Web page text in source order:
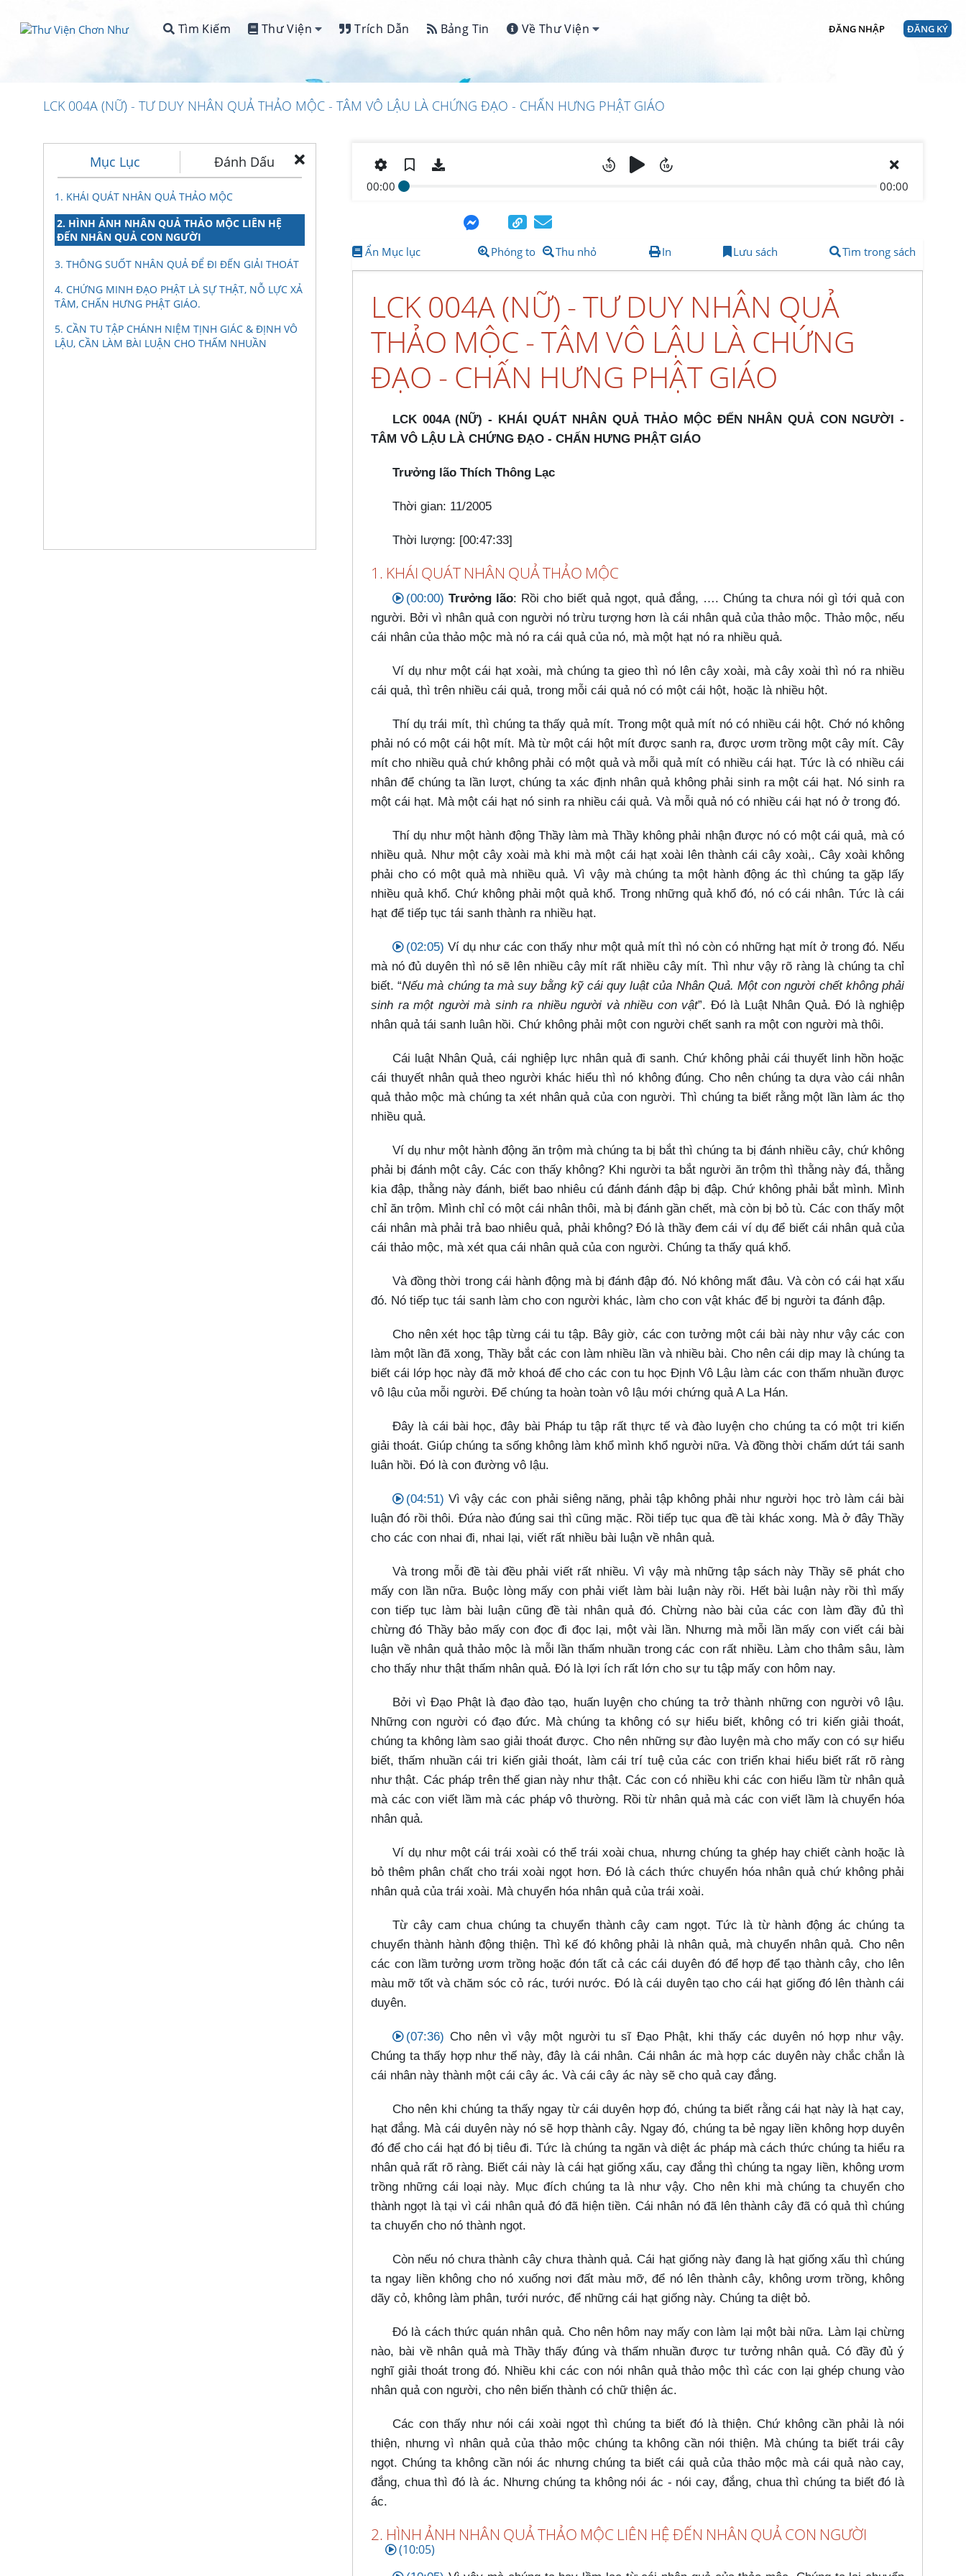
Tìm Kiếm Thư Viện Trích Dẫn Bảng Tin Về Thư Viện ĐĂNG NHẬP ĐĂNG KÝ
LCK 004A (NỮ) - TƯ DUY NHÂN QUẢ THẢO MỘC - TÂM VÔ LẬU LÀ CHỨNG ĐẠO - CHẤN HƯNG PHẬT GIÁO
Mục Lục Đánh Dấu
1. KHÁI QUÁT NHÂN QUẢ THẢO MỘC
2. HÌNH ẢNH NHÂN QUẢ THẢO MỘC LIÊN HỆ
ĐẾN NHÂN QUẢ CON NGƯỜI
3. THÔNG SUỐT NHÂN QUẢ ĐỂ ĐI ĐẾN GIẢI THOÁT
4. CHỨNG MINH ĐẠO PHẬT LÀ SỰ THẬT, NỖ LỰC XẢ
TÂM, CHẤN HƯNG PHẬT GIÁO.
5. CẦN TU TẬP CHÁNH NIỆM TỊNH GIÁC & ĐỊNH VÔ
LẬU, CẦN LÀM BÀI LUẬN CHO THẤM NHUẦN
00:00 00:00
Ẩn Mục lục Phóng to Thu nhỏ In Lưu sách Tìm trong sách
LCK 004A (NỮ) - TƯ DUY NHÂN QUẢ
THẢO MỘC - TÂM VÔ LẬU LÀ CHỨNG
ĐẠO - CHẤN HƯNG PHẬT GIÁO
LCK 004A (NỮ) - KHÁI QUÁT NHÂN QUẢ THẢO MỘC ĐẾN NHÂN QUẢ CON NGƯỜI -
TÂM VÔ LẬU LÀ CHỨNG ĐẠO - CHẤN HƯNG PHẬT GIÁO
Trưởng lão Thích Thông Lạc
Thời gian: 11/2005
Thời lượng: [00:47:33]
1. KHÁI QUÁT NHÂN QUẢ THẢO MỘC
(00:00) Trưởng lão: Rồi cho biết quả ngọt, quả đắng, …​. Chúng ta chưa nói gì tới quả con
người. Bởi vì nhân quả con người nó trừu tượng hơn là cái nhân quả của thảo mộc. Thảo mộc, nếu
cái nhân của thảo mộc mà nó ra cái quả của nó, mà một hạt nó ra nhiều quả.
Ví dụ như một cái hạt xoài, mà chúng ta gieo thì nó lên cây xoài, mà cây xoài thì nó ra nhiều
cái quả, thì trên nhiều cái quả, trong mỗi cái quả nó có một cái hột, hoặc là nhiều hột.
Thí dụ trái mít, thì chúng ta thấy quả mít. Trong một quả mít nó có nhiều cái hột. Chớ nó không
phải nó có một cái hột mít. Mà từ một cái hột mít được sanh ra, được ươm trồng một cây mít. Cây
mít cho nhiều quả chứ không phải có một quả và mỗi quả mít có nhiều cái hạt. Tức là có nhiều cái
nhân để chúng ta lần lượt, chúng ta xác định nhân quả không phải sinh ra một cái hạt. Nó sinh ra
một cái hạt. Mà một cái hạt nó sinh ra nhiều cái quả. Và mỗi quả nó có nhiều cái hạt nó ở trong đó.
Thí dụ như một hành động Thầy làm mà Thầy không phải nhận được nó có một cái quả, mà có
nhiều quả. Như một cây xoài mà khi mà một cái hạt xoài lên thành cái cây xoài,. Cây xoài không
phải cho có một quả mà nhiều quả. Vì vậy mà chúng ta một hành động ác thì chúng ta gặp lấy
nhiều quả khổ. Chứ không phải một quả khổ. Trong những quả khổ đó, nó có cái nhân. Tức là cái
hạt để tiếp tục tái sanh thành ra nhiều hạt.
(02:05) Ví dụ như các con thấy như một quả mít thì nó còn có những hạt mít ở trong đó. Nếu
mà nó đủ duyên thì nó sẽ lên nhiều cây mít rất nhiều cây mít. Thì như vậy rõ ràng là chúng ta chỉ
biết. “Nếu mà chúng ta mà suy bằng kỹ cái quy luật của Nhân Quả. Một con người chết không phải
sinh ra một người mà sinh ra nhiều người và nhiều con vật”. Đó là Luật Nhân Quả. Đó là nghiệp
nhân quả tái sanh luân hồi. Chứ không phải một con người chết sanh ra một con người mà thôi.
Cái luật Nhân Quả, cái nghiệp lực nhân quả đi sanh. Chứ không phải cái thuyết linh hồn hoặc
cái thuyết nhân quả theo người khác hiểu thì nó không đúng. Cho nên chúng ta dựa vào cái nhân
quả thảo mộc mà chúng ta xét nhân quả của con người. Thì chúng ta biết rằng một lần làm ác thọ
nhiều quả.
Ví dụ như một hành động ăn trộm mà chúng ta bị bắt thì chúng ta bị đánh nhiều cây, chứ không
phải bị đánh một cây. Các con thấy không? Khi người ta bắt người ăn trộm thì thằng này đá, thằng
kia đập, thằng này đánh, biết bao nhiêu cú đánh đánh đập bị đập. Chứ không phải bắt mình. Mình
chỉ ăn trộm. Mình chỉ có một cái nhân thôi, mà bị đánh gần chết, mà còn bị bỏ tù. Các con thấy một
cái nhân mà phải trả bao nhiêu quả, phải không? Đó là thầy đem cái ví dụ để biết cái nhân quả của
cái thảo mộc, mà xét qua cái nhân quả của con người. Chúng ta thấy quá khổ.
Và đồng thời trong cái hành động mà bị đánh đập đó. Nó không mất đâu. Và còn có cái hạt xấu
đó. Nó tiếp tục tái sanh làm cho con người khác, làm cho con vật khác để bị người ta đánh đập.
Cho nên xét học tập từng cái tu tập. Bây giờ, các con tưởng một cái bài này như vậy các con
làm một lần đã xong, Thầy bắt các con làm nhiều lần và nhiều bài. Cho nên cái dịp may là chúng ta
biết cái lớp học này đã mở khoá để cho các con tu học Định Vô Lậu làm các con thấm nhuần được
vô lậu của mỗi người. Để chúng ta hoàn toàn vô lậu mới chứng quả A La Hán.
Đây là cái bài học, đây bài Pháp tu tập rất thực tế và đào luyện cho chúng ta có một tri kiến
giải thoát. Giúp chúng ta sống không làm khổ mình khổ người nữa. Và đồng thời chấm dứt tái sanh
luân hồi. Đó là con đường vô lậu.
(04:51) Vì vậy các con phải siêng năng, phải tập không phải như người học trò làm cái bài
luận đó rồi thôi. Đứa nào đúng sai thì cũng mặc. Rồi tiếp tục qua đề tài khác xong. Mà ở đây Thầy
cho các con nhai đi, nhai lại, viết rất nhiều bài luận về nhân quả.
Và trong mỗi đề tài đều phải viết rất nhiều. Vì vậy mà những tập sách này Thầy sẽ phát cho
mấy con lần nữa. Buộc lòng mấy con phải viết làm bài luận này rồi. Hết bài luận này rồi thì mấy
con tiếp tục làm bài luận cũng đề tài nhân quả đó. Chừng nào bài của các con làm đầy đủ thì
chừng đó Thầy bảo mấy con đọc đi đọc lại, một vài lần. Nhưng mà mỗi lần mấy con viết cái bài
luận về nhân quả thảo mộc là mỗi lần thấm nhuần trong các con rất nhiều. Làm cho thâm sâu, làm
cho thấy như thật thấm nhân quả. Đó là lợi ích rất lớn cho sự tu tập mấy con hôm nay.
Bởi vì Đạo Phật là đạo đào tạo, huấn luyện cho chúng ta trở thành những con người vô lậu.
Những con người có đạo đức. Mà chúng ta không có sự hiểu biết, không có tri kiến giải thoát,
chúng ta không làm sao giải thoát được. Cho nên những sự đào luyện mà cho mấy con có sự hiểu
biết, thấm nhuần cái tri kiến giải thoát, làm cái trí tuệ của các con triển khai hiểu biết rất rõ ràng
như thật. Các pháp trên thế gian này như thật. Các con có nhiều khi các con hiểu lầm từ nhân quả
mà các con viết lầm mà các pháp vô thường. Rồi từ nhân quả mà các con viết lầm là chuyển hóa
nhân quả.
Ví dụ như một cái trái xoài có thể trái xoài chua, nhưng chúng ta ghép hay chiết cành hoặc là
bỏ thêm phân chất cho trái xoài ngọt hơn. Đó là cách thức chuyển hóa nhân quả chứ không phải
nhân quả của trái xoài. Mà chuyển hóa nhân quả của trái xoài.
Từ cây cam chua chúng ta chuyển thành cây cam ngọt. Tức là từ hành động ác chúng ta
chuyển thành hành động thiện. Thì kế đó không phải là nhân quả, mà chuyển nhân quả. Cho nên
các con lầm tưởng ươm trồng hoặc đón tất cả các cái duyên đó để hợp để tạo thành cây, cho lên
màu mỡ tốt và chăm sóc cỏ rác, tưới nước. Đó là cái duyên tạo cho cái hạt giống đó lên thành cái
duyên.
(07:36) Cho nên vì vậy một người tu sĩ Đạo Phật, khi thấy các duyên nó hợp như vậy.
Chúng ta thấy hợp như thế này, đây là cái nhân. Cái nhân ác mà hợp các duyên này chắc chắn là
cái nhân này thành một cái cây ác. Và cái cây ác này sẽ cho quả cay đắng.
Cho nên khi chúng ta thấy ngay từ cái duyên hợp đó, chúng ta biết rằng cái hạt này là hạt cay,
hạt đắng. Mà cái duyên này nó sẽ hợp thành cây. Ngay đó, chúng ta bẻ ngay liền không hợp duyên
đó để cho cái hạt đó bị tiêu đi. Tức là chúng ta ngăn và diệt ác pháp mà cách thức chúng ta hiểu ra
nhân quả rất rõ ràng. Biết cái này là cái hạt giống xấu, cay đắng thì chúng ta ngay liền, không ươm
trồng những cái loại này. Mục đích chúng ta là như vậy. Cho nên khi mà chúng ta chuyển cho
thành ngọt là tại vì cái nhân quả đó đã hiện tiền. Cái nhân nó đã lên thành cây đã có quả thì chúng
ta chuyển cho nó thành ngọt.
Còn nếu nó chưa thành cây chưa thành quả. Cái hạt giống này đang là hạt giống xấu thì chúng
ta ngay liền không cho nó xuống nơi đất màu mỡ, để nó lên thành cây, không ươm trồng, không
dãy cỏ, không làm phân, tưới nước, để những cái hạt giống này. Chúng ta diệt bỏ.
Đó là cách thức quán nhân quả. Cho nên hôm nay mấy con làm lại một bài nữa. Làm lại chừng
nào, bài về nhân quả mà Thầy thấy đúng và thấm nhuần được tư tưởng nhân quả. Có đầy đủ ý
nghĩ giải thoát trong đó. Nhiều khi các con nói nhân quả thảo mộc thì các con lại ghép chung vào
nhân quả con người, cho nên biến thành có chữ thiện ác.
Các con thấy như nói cái xoài ngọt thì chúng ta biết đó là thiện. Chứ không cần phải là nói
thiện, nhưng vì nhân quả của thảo mộc chúng ta không cần nói thiện. Mà chúng ta biết trái cây
ngọt. Chúng ta không cần nói ác nhưng chúng ta biết cái quả của thảo mộc mà cái quả nào cay,
đắng, chua thì đó là ác. Nhưng chúng ta không nói ác - nói cay, đắng, chua thì chúng ta biết đó là
ác.
2. HÌNH ẢNH NHÂN QUẢ THẢO MỘC LIÊN HỆ ĐẾN NHÂN QUẢ CON NGƯỜI
(10:05)